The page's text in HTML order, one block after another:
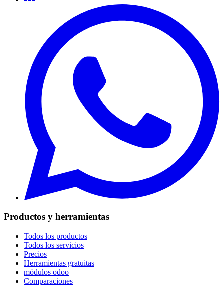
Productos y herramientas
Todos los productos
Todos los servicios
Precios
Herramientas gratuitas
módulos odoo
Comparaciones